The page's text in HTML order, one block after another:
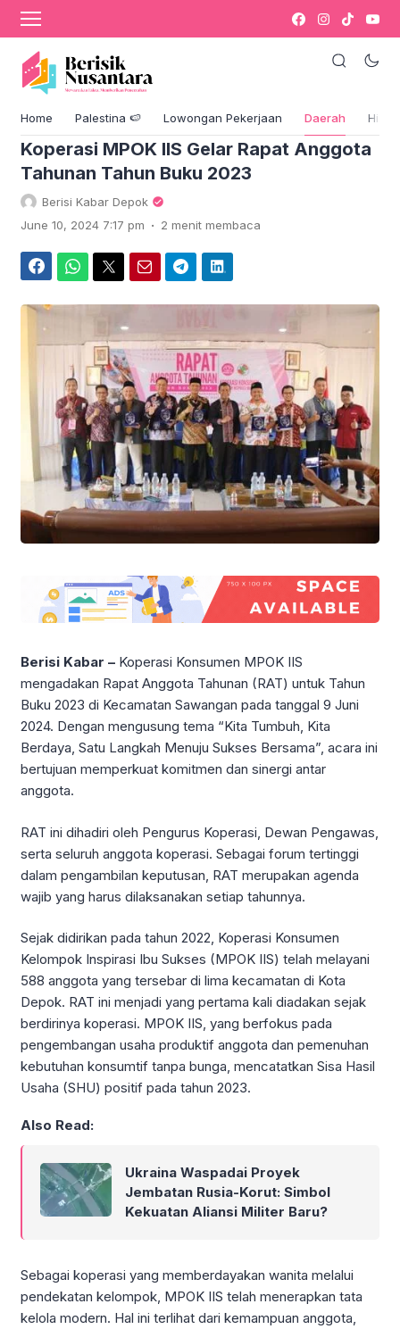
Home Palestina 🍉 Lowongan Pekerjaan Daerah
Komentar › Bisnis
Koperasi MPOK IIS Gelar Rapat Anggota
Tahunan Tahun Buku 2023
Berisi Kabar Depok
June 10, 2024 7:17 pm . 2 menit membaca
Berisi Kabar – Koperasi Konsumen MPOK IIS
mengadakan Rapat Anggota Tahunan (RAT) untuk Tahun
Buku 2023 di Kecamatan Sawangan pada tanggal 9 Juni
2024. Dengan mengusung tema “Kita Tumbuh, Kita
Berdaya, Satu Langkah Menuju Sukses Bersama”, acara ini
bertujuan memperkuat komitmen dan sinergi antar
anggota.
RAT ini dihadiri oleh Pengurus Koperasi, Dewan Pengawas,
serta seluruh anggota koperasi. Sebagai forum tertinggi
dalam pengambilan keputusan, RAT merupakan agenda
wajib yang harus dilaksanakan setiap tahunnya.
Sejak didirikan pada tahun 2022, Koperasi Konsumen
Kelompok Inspirasi Ibu Sukses (MPOK IIS) telah melayani
588 anggota yang tersebar di lima kecamatan di Kota
Depok. RAT ini menjadi yang pertama kali diadakan sejak
berdirinya koperasi. MPOK IIS, yang berfokus pada
pengembangan usaha produktif anggota dan pemenuhan
kebutuhan konsumtif tanpa bunga, mencatatkan Sisa Hasil
Usaha (SHU) positif pada tahun 2023.
Also Read:
Ukraina Waspadai Proyek
Jembatan Rusia-Korut: Simbol
Kekuatan Aliansi Militer Baru?
Sebagai koperasi yang memberdayakan wanita melalui
pendekatan kelompok, MPOK IIS telah menerapkan tata
kelola modern. Hal ini terlihat dari kemampuan anggota,